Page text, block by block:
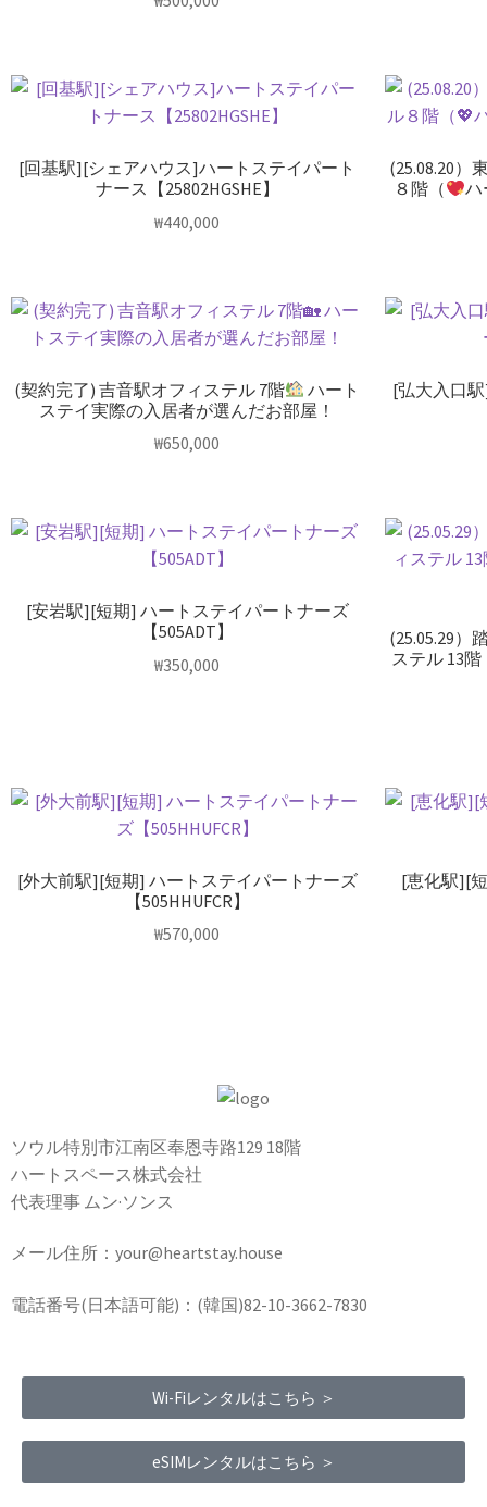
[回基駅][シェアハウス]ハートステイパート
ナース【25802HGSHE】
₩440,000
(25.08.20）
８階（
ハ
(契約完了) 吉音駅オフィステル 7階
ハート
ステイ実際の入居者が選んだお部屋！
₩650,000
[弘大入口
[安岩駅][短期] ハートステイパートナーズ
【505ADT】
₩350,000
(25.05.29）
ステル 13階
[外大前駅][短期] ハートステイパートナーズ
【505HHUFCR】
₩570,000
[恵化駅][
ソウル特別市江南区奉恩寺路129 18階
ハートスペース株式会社
代表理事 ムン·ソンス
メール住所：your@heartstay.house
電話番号(日本語可能)：(韓国)82-10-3662-7830
Wi-Fiレンタルはこちら ＞
eSIMレンタルはこちら ＞